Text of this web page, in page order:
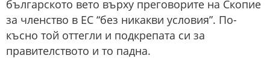
българското вето върху преговорите на Скопие
за членство в ЕС “без никакви условия”. По-
късно той оттегли и подкрепата си за
правителството и то падна.